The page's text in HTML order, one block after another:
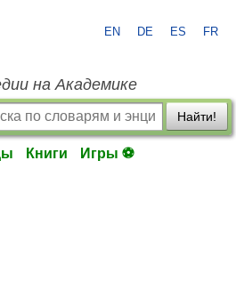
EN DE ES FR
на Академике
Найти!
Книги Игры ⚽